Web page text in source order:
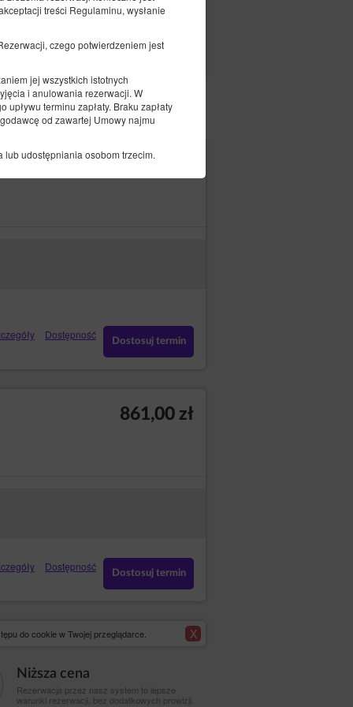
treści Regulaminu, wysłanie
czego potwierdzeniem jest
jej wszystkich istotnych
i anulowania rezerwacji. W
terminu zapłaty. Braku zapłaty
od zawartej Umowy najmu
udostępniania osobom trzecim.
terminie powoduje automatyczne
na spełnienie świadczenia.
z linku w e-mailu umożliwia
w Elektronicznym Formularzu
piśmie lub w formie wiadomości e-mail
problemu.
pisemnej lub elektronicznej.
w formie elektronicznej przyczyny
zgodnie z którym w przypadku
przewidziane w art. 27 tej ustawy
Dostępność
Pokaż oferty
315,00 zł
Dostępność
Dostosuj termin
861,00 zł
Dostępność
Dostosuj termin
do cookie w Twojej przeglądarce. X
Niższa cena
Rezerwacja przez nasz system to lepsze
warunki rezerwacji, bez dodatkowych prowizji.